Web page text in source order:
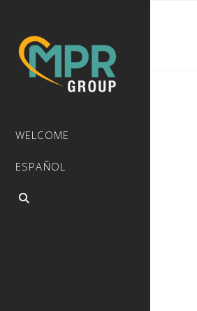
WELCOME
ESPAÑOL